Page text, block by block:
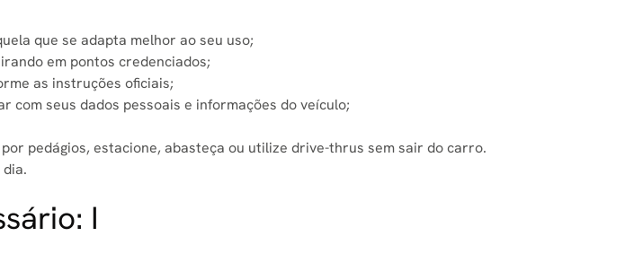
que se adapta melhor ao seu uso;
em pontos credenciados;
as instruções oficiais;
com seus dados pessoais e informações do veículo;
pedágios, estacione, abasteça ou utilize drive-thrus sem sair do carro.
I